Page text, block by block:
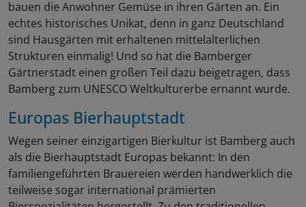
bauen die Anwohner Gemüse in ihren Gärten an. Ein
echtes historisches Unikat, denn in ganz Deutschland
sind Hausgärten mit erhaltenen mittelalterlichen
Strukturen einmalig! Und so hat die Bamberger
Gärtnerstadt einen großen Teil dazu beigetragen, dass
Bamberg zum UNESCO Weltkulturerbe ernannt wurde.
Europas Bierhauptstadt
Wegen seiner einzigartigen Bierkultur ist Bamberg auch
als die Bierhauptstadt Europas bekannt: In den
familiengeführten Brauereien werden handwerklich die
teilweise sogar international prämierten